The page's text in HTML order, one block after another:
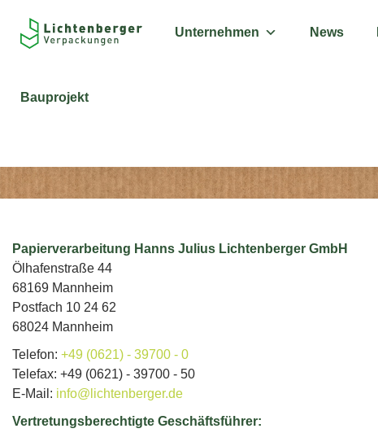
Unternehmen News
Bauprojekt
Papierverarbeitung Hanns Julius Lichtenberger GmbH
Ölhafenstraße 44
68169 Mannheim
Postfach 10 24 62
68024 Mannheim
Telefon: +49 (0621) - 39700 - 0
Telefax: +49 (0621) - 39700 - 50
E-Mail: info@lichtenberger.de
Vertretungsberechtigte Geschäftsführer: